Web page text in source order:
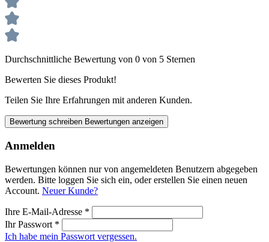
Durchschnittliche Bewertung von 0 von 5 Sternen
Bewerten Sie dieses Produkt!
Teilen Sie Ihre Erfahrungen mit anderen Kunden.
Bewertung schreiben Bewertungen anzeigen
Anmelden
Bewertungen können nur von angemeldeten Benutzern abgegeben
werden. Bitte loggen Sie sich ein, oder erstellen Sie einen neuen
Account. Neuer Kunde?
Ihre E-Mail-Adresse *
Ihr Passwort *
Ich habe mein Passwort vergessen.